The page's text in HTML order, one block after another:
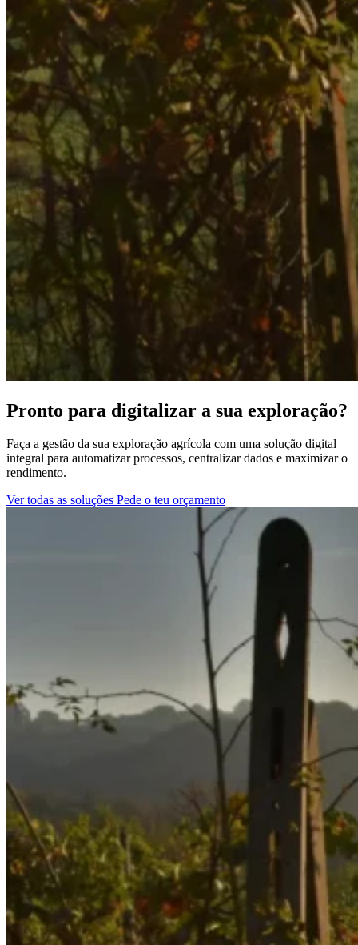
Pronto para digitalizar a sua exploração?
Faça a gestão da sua exploração agrícola com uma solução digital
integral para automatizar processos, centralizar dados e maximizar o
rendimento.
Ver todas as soluções Pede o teu orçamento